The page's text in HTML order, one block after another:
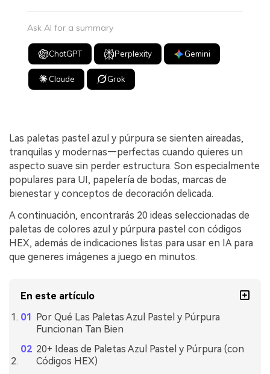
Ask AI for a summary
ChatGPT Perplexity Gemini
Claude Grok
Las paletas pastel azul y púrpura se sienten aireadas,
tranquilas y modernas—perfectas cuando quieres un
aspecto suave sin perder estructura. Son especialmente
populares para UI, papelería de bodas, marcas de
bienestar y conceptos de decoración delicada.
A continuación, encontrarás 20 ideas seleccionadas de
paletas de colores azul y púrpura pastel con códigos
HEX, además de indicaciones listas para usar en IA para
que generes imágenes a juego en minutos.
En este artículo
Por Qué Las Paletas Azul Pastel y Púrpura
Funcionan Tan Bien
20+ Ideas de Paletas Azul Pastel y Púrpura (con
Códigos HEX)